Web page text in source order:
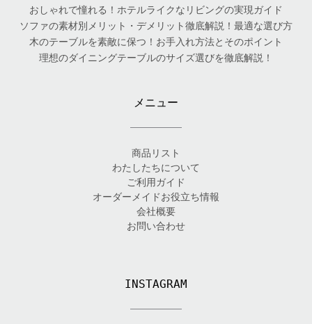
おしゃれで憧れる！ホテルライクなリビングの実現ガイド
ソファの素材別メリット・デメリット徹底解説！最適な選び方
木のテーブルを素敵に保つ！お手入れ方法とそのポイント
理想のダイニングテーブルのサイズ選びを徹底解説！
メニュー
商品リスト
わたしたちについて
ご利用ガイド
オーダーメイドお役立ち情報
会社概要
お問い合わせ
INSTAGRAM